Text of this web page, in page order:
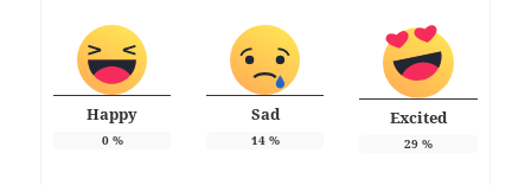
Happy
0%
Sad
14%
Excited
29 %